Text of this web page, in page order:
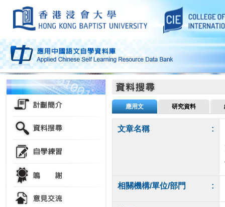
應用文 研究資料
文章名稱 :
相關機構/單位/部門 :